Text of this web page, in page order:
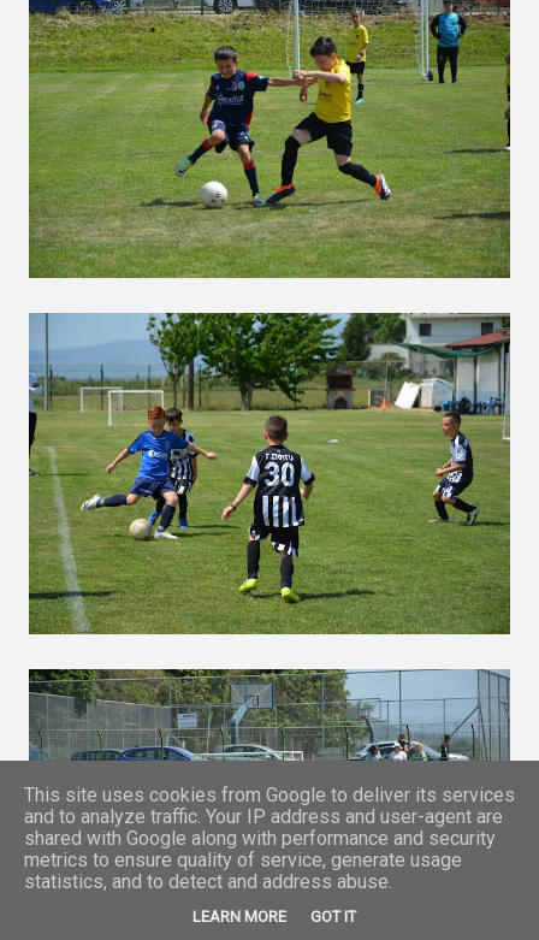
This site uses cookies from Google to deliver its services
and to analyze traffic. Your IP address and user-agent are
shared with Google along with performance and security
metrics to ensure quality of service, generate usage
statistics, and to detect and address abuse.
LEARN MORE GOT IT